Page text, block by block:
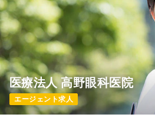
月給19万円以上可
気になる
日勤のみ（パート）
給与 時給1,200円〜
時間 10:00～16:00
医療法人 高野眼科医院
エージェント求人